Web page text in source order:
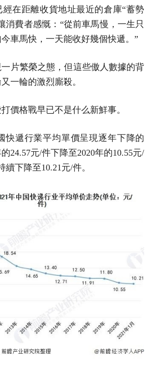
在距離收貨地址最近的倉庫“蓄勢
消費者感慨：“從前車馬慢，一生只
車馬快，一天能收好幾個快遞。”
片繁榮之態，但這些傲人數據的背
一輪的激烈廝殺。
價格戰早已不是什么新鮮事。
快遞行業平均單價呈現逐年下降的
24.57元/件下降至2020年的10.55元/
續下降至10.21元/件。